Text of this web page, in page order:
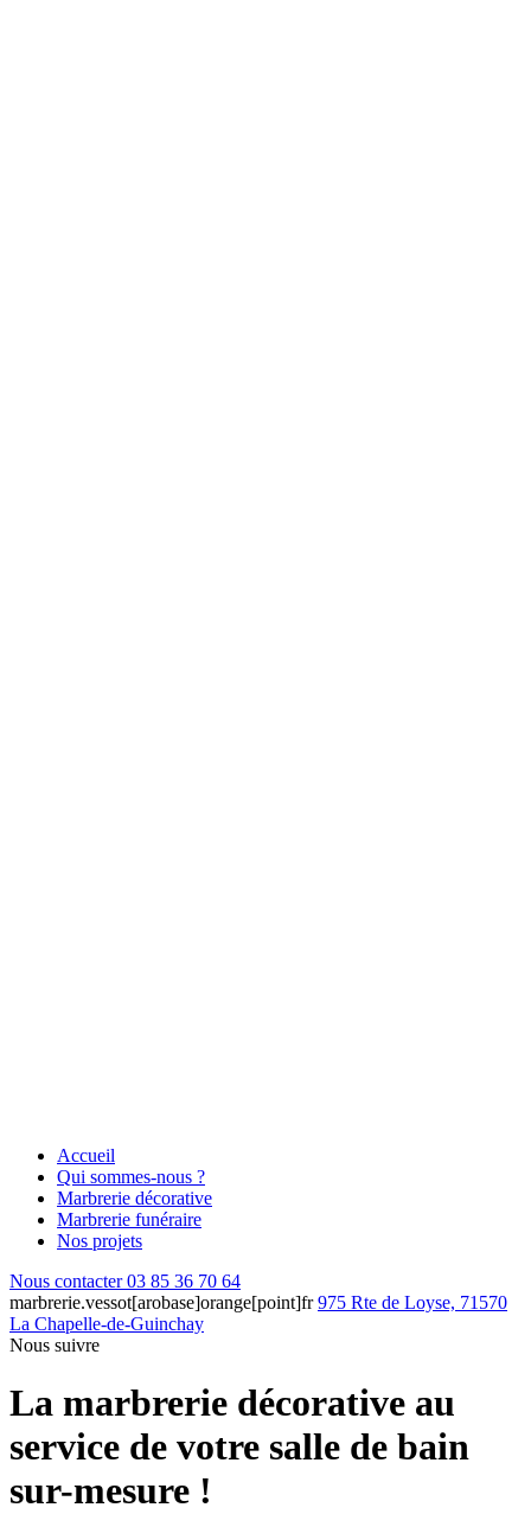
Accueil
Qui sommes-nous ?
Marbrerie décorative
Marbrerie funéraire
Nos projets
Nous contacter03 85 36 70 64
marbrerie.vessot[arobase]orange[point]fr975 Rte de Loyse, 71570
La Chapelle-de-Guinchay
Nous suivre
La marbrerie décorative au
service de votre salle de bain
sur-mesure !